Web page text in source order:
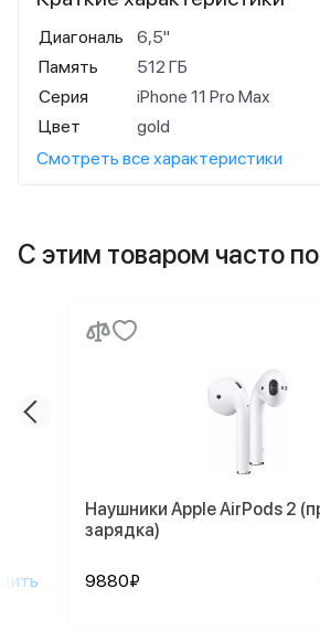
Диагональ
6,5"
Память
512 ГБ
Серия
iPhone 11 Pro Max
Цвет
gold
Смотреть все характеристики
С этим товаром часто
Наушники Apple AirPods 2
зарядка)
9880₽